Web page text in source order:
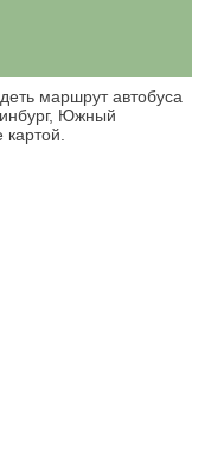
маршрут автобуса
Южный